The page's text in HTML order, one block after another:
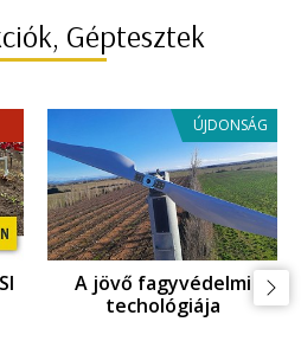
Géptesztek
ÚJDONSÁG
Fagykár megelőzés,
fagyvédelem